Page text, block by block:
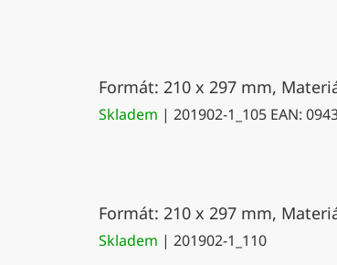
Formát: 210 x 297 mm,
Skladem | 201902-1_105 EAN:
Formát: 210 x 297 mm,
Skladem | 201902-1_110